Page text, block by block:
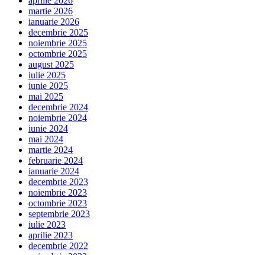
martie 2026
ianuarie 2026
decembrie 2025
noiembrie 2025
octombrie 2025
august 2025
iulie 2025
iunie 2025
mai 2025
decembrie 2024
noiembrie 2024
iunie 2024
mai 2024
martie 2024
februarie 2024
ianuarie 2024
decembrie 2023
noiembrie 2023
octombrie 2023
septembrie 2023
iulie 2023
aprilie 2023
decembrie 2022